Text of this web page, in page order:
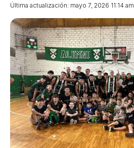
Última actualización: mayo 7, 2026 11:14 am